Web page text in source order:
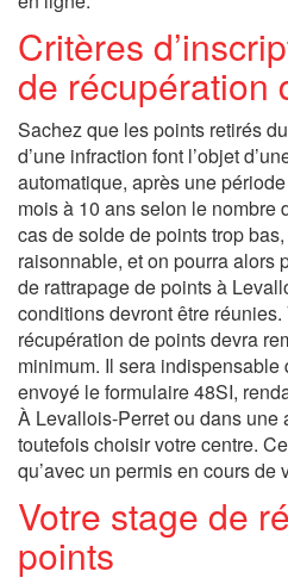
Critères
de récupération
Sachez que les points retirés
d’une infraction font l’objet
automatique, après une
mois à 10 ans selon le nombre
cas de solde de points trop
raisonnable, et on pourra alors
de rattrapage de points à
conditions devront être
récupération de points devra
minimum. Il sera indispensable
envoyé le formulaire 48SI,
À Levallois-Perret ou dans une
toutefois choisir votre centre.
qu’avec un permis en cours de
Votre stage de
points